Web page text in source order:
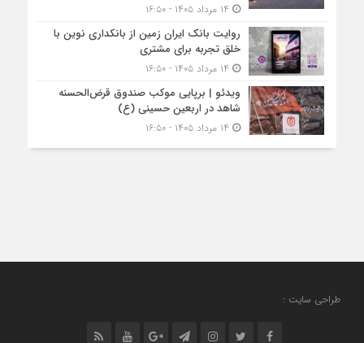
روایت بانک ایران زمین از بانکداری نوین با
خلق تجربه برای مشتری
ویدئو | برپایی موکب صندوق قرض‌الحسنه
شاهد در اربعین حسینی (ع)
طراحی سایت :